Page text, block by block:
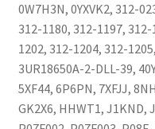
0W7H3N, 0YXVK2, 312-
312-1180, 312-1197,
1202, 312-1204, 312-
3UR18650A-2-DLL-39,
5XF44, 6P6PN, 7XFJJ,
GK2X6, HHWT1, J1KND,